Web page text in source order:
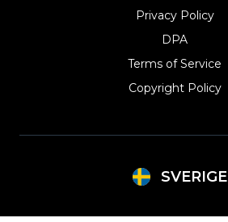
Privacy Policy
DPA
Terms of Service
Copyright Policy‎
SVERIGE